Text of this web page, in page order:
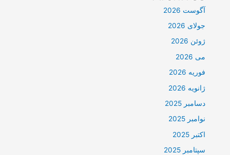
آگوست 2026
جولای 2026
ژوئن 2026
می 2026
فوریه 2026
ژانویه 2026
دسامبر 2025
نوامبر 2025
اکتبر 2025
سپتامبر 2025